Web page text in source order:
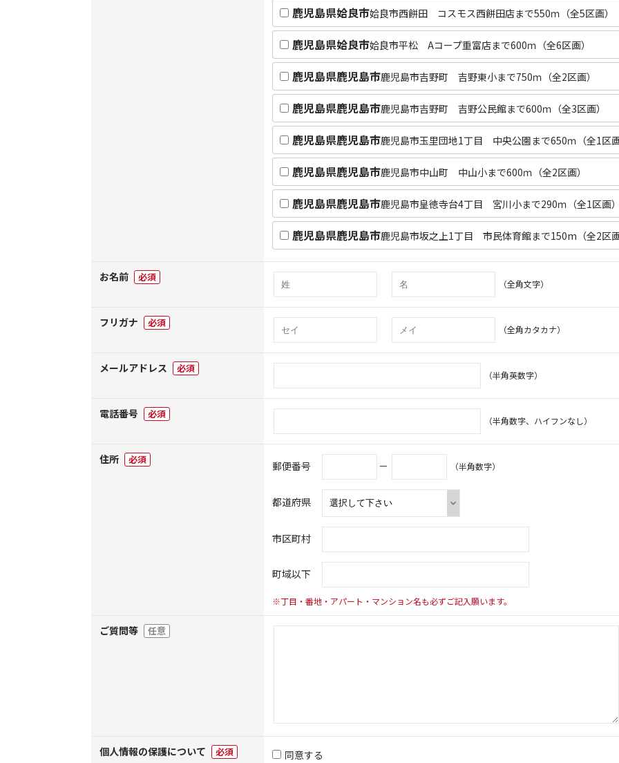
鹿児島県姶良市姶良市西餅田 コスモス西餅田店まで550ｍ（全5区画）
鹿児島県姶良市姶良市平松 Aコープ重富店まで600ｍ（全6区画）
鹿児島県鹿児島市鹿児島市吉野町 吉野東小まで750ｍ（全2区画）
鹿児島県鹿児島市鹿児島市吉野町 吉野公民館まで600ｍ（全3区画）
鹿児島県鹿児島市鹿児島市玉里団地1丁目 中央公園まで650ｍ（全1区
鹿児島県鹿児島市鹿児島市中山町 中山小まで600ｍ（全2区画）
鹿児島県鹿児島市鹿児島市皇徳寺台4丁目 宮川小まで290ｍ（全1区画
鹿児島県鹿児島市鹿児島市坂之上1丁目 市民体育館まで150m（全2区
お名前 必須
（全角文字）
フリガナ 必須
（全角カタカナ）
メールアドレス 必須
（半角英数字）
電話番号 必須
（半角数字、ハイフンなし）
住所 必須 郵便番号 － （半角数字）
都道府県
市区町村
町域以下
※丁目・番地・アパート・マンション名も必ずご記入願います。
ご質問等 任意
個人情報の保護について 必須 同意する